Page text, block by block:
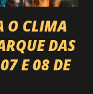
O CLIMA
DAS
E 08 DE